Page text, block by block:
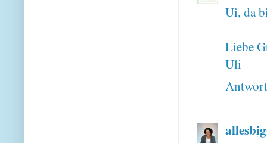
Ui, da
Liebe
Uli